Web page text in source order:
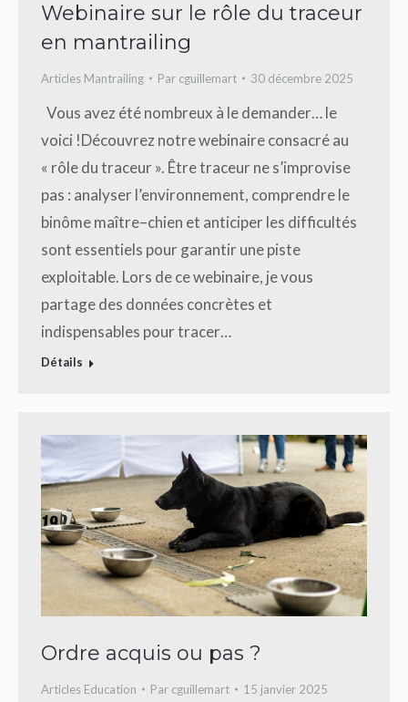
Webinaire sur le rôle du traceur
en mantrailing
Articles Mantrailing Par cguillemart 30 décembre 2025
Vous avez été nombreux à le demander… le
voici !Découvrez notre webinaire consacré au
« rôle du traceur ». Être traceur ne s’improvise
pas : analyser l’environnement, comprendre le
binôme maître–chien et anticiper les difficultés
sont essentiels pour garantir une piste
exploitable. Lors de ce webinaire, je vous
partage des données concrètes et
indispensables pour tracer…
Détails
Ordre acquis ou pas ?
Articles Education Par cguillemart 15 janvier 2025